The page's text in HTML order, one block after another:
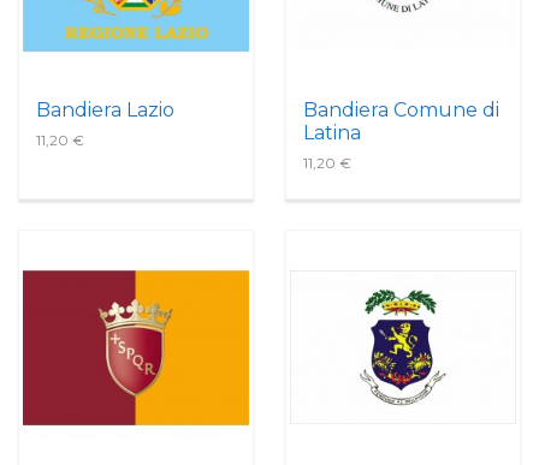
Bandiera Lazio
11,20 €
Bandiera Comune di
Latina
11,20 €